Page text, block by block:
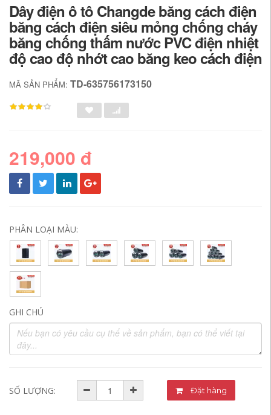
Dây điện ô tô Changde băng cách điện
băng cách điện siêu mỏng chống cháy
băng chống thấm nước PVC điện nhiệt
độ cao độ nhớt cao băng keo cách điện
MÃ SẢN PHẨM: TD-635756173150
219,000 đ
PHÂN LOẠI MÀU:
GHI CHÚ
SỐ LƯỢNG: Đặt hàng